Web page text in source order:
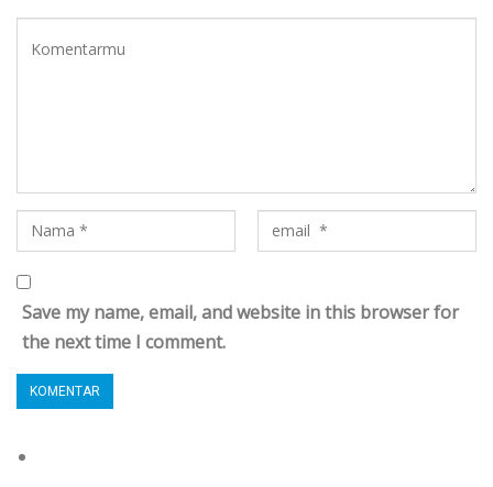
Save my name, email, and website in this browser for
the next time I comment.